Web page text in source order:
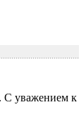
С уважением к